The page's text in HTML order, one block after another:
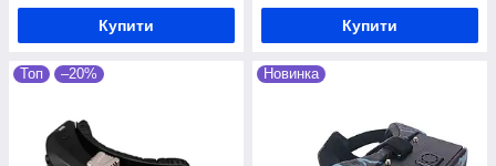
контури обличчя та голови. При його
використанні не відчувається ні
заважає під час керування
Купити Купити
Топ –20% Новинка